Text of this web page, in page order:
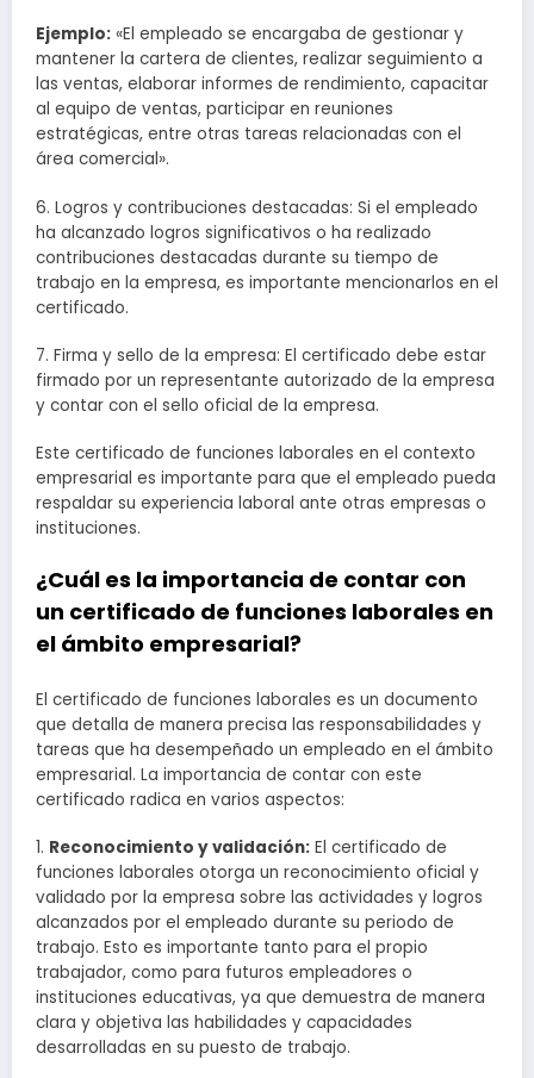
Ejemplo: «El empleado se encargaba de gestionar y
mantener la cartera de clientes, realizar seguimiento a
las ventas, elaborar informes de rendimiento, capacitar
al equipo de ventas, participar en reuniones
estratégicas, entre otras tareas relacionadas con el
área comercial».
6. Logros y contribuciones destacadas: Si el empleado
ha alcanzado logros significativos o ha realizado
contribuciones destacadas durante su tiempo de
trabajo en la empresa, es importante mencionarlos en el
certificado.
7. Firma y sello de la empresa: El certificado debe estar
firmado por un representante autorizado de la empresa
y contar con el sello oficial de la empresa.
Este certificado de funciones laborales en el contexto
empresarial es importante para que el empleado pueda
respaldar su experiencia laboral ante otras empresas o
instituciones.
¿Cuál es la importancia de contar con
un certificado de funciones laborales en
el ámbito empresarial?
El certificado de funciones laborales es un documento
que detalla de manera precisa las responsabilidades y
tareas que ha desempeñado un empleado en el ámbito
empresarial. La importancia de contar con este
certificado radica en varios aspectos:
1. Reconocimiento y validación: El certificado de
funciones laborales otorga un reconocimiento oficial y
validado por la empresa sobre las actividades y logros
alcanzados por el empleado durante su periodo de
trabajo. Esto es importante tanto para el propio
trabajador, como para futuros empleadores o
instituciones educativas, ya que demuestra de manera
clara y objetiva las habilidades y capacidades
desarrolladas en su puesto de trabajo.